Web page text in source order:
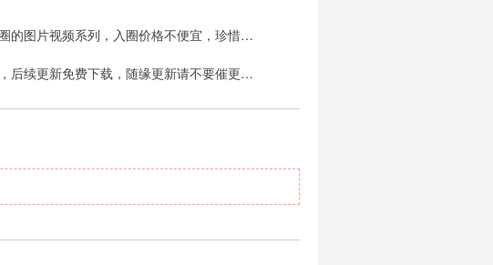
的图片视频系列，入圈价格不便宜，珍惜…
后续更新免费下载，随缘更新请不要催更…